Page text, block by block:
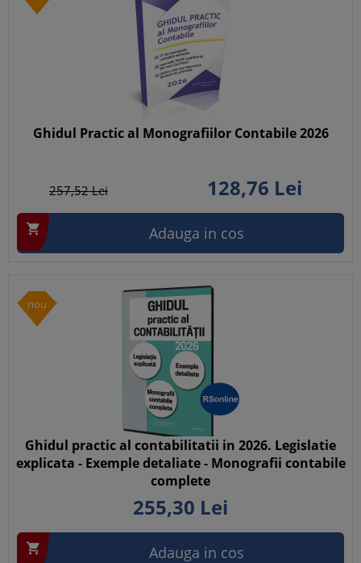
Ghidul Practic al Monografiilor Contabile 2026
257,52Lei 128,76 Lei
 Adauga in cos
nou
Ghidul practic al contabilitatii in 2026. Legislatie
explicata - Exemple detaliate - Monografii contabile
complete
255,30 Lei
 Adauga in cos